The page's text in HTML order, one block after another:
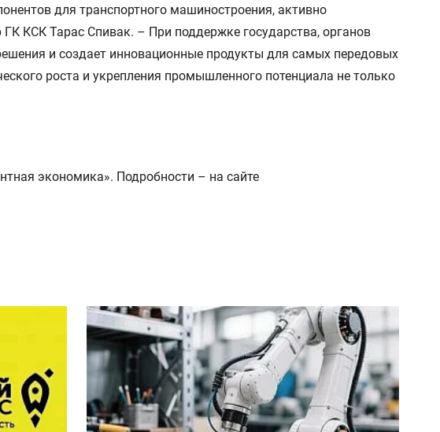
для транспортного машиностроения, активно
КСК Тарас Спивак. – При поддержке государства, органов
и создает инновационные продукты для самых передовых
роста и укрепления промышленного потенциала не только
экономика». Подробности – на сайте